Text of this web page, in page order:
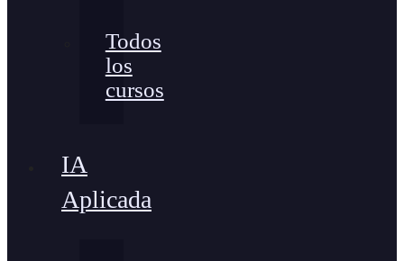
Todos
los
cursos
IA
Aplicada